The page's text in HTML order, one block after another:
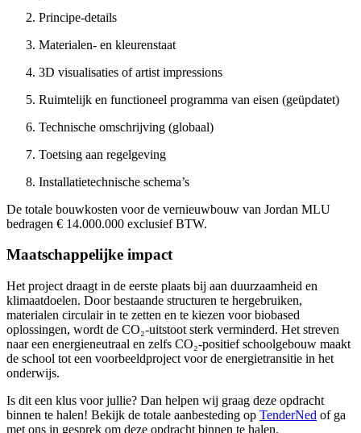
Principe-details
Materialen- en kleurenstaat
3D visualisaties of artist impressions
Ruimtelijk en functioneel programma van eisen (geüpdatet)
Technische omschrijving (globaal)
Toetsing aan regelgeving
Installatietechnische schema’s
De totale bouwkosten voor de vernieuwbouw van Jordan MLU
bedragen € 14.000.000 exclusief BTW.
Maatschappelijke impact
Het project draagt in de eerste plaats bij aan duurzaamheid en
klimaatdoelen. Door bestaande structuren te hergebruiken,
materialen circulair in te zetten en te kiezen voor biobased
oplossingen, wordt de CO₂-uitstoot sterk verminderd. Het streven
naar een energieneutraal en zelfs CO₂-positief schoolgebouw maakt
de school tot een voorbeeldproject voor de energietransitie in het
onderwijs.
Is dit een klus voor jullie? Dan helpen wij graag deze opdracht
binnen te halen! Bekijk de totale aanbesteding op TenderNed of ga
met ons in gesprek om deze opdracht binnen te halen.